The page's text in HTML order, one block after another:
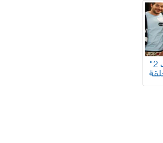
"الباب في الباب 2